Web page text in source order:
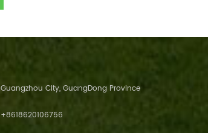
Guangzhou City, GuangDong Province
+8618620106756